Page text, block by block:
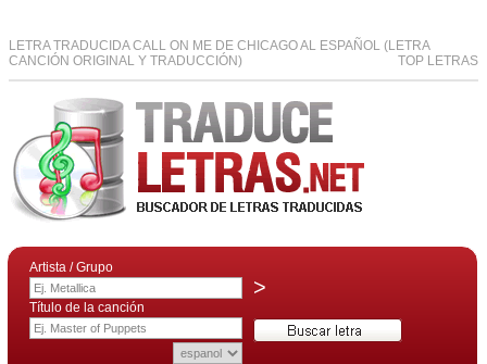
LETRA TRADUCIDA CALL ON ME DE CHICAGO AL ESPAÑOL (LETRA
CANCIÓN ORIGINAL Y TRADUCCIÓN)
TOP LETRAS
Artista / Grupo
>
Título de la canción